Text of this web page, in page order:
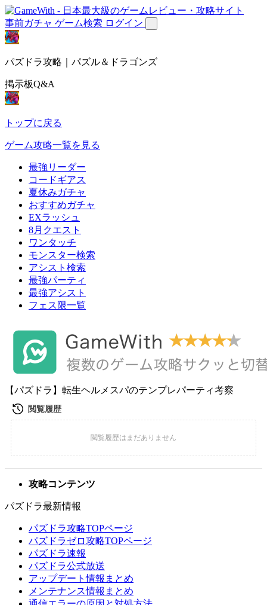
事前ガチャ ゲーム検索 ログイン
パズドラ攻略｜パズル＆ドラゴンズ
掲示板Q&A
トップに戻る
ゲーム攻略一覧を見る
最強リーダー
コードギアス
夏休みガチャ
おすすめガチャ
EXラッシュ
8月クエスト
ワンタッチ
モンスター検索
アシスト検索
最強パーティ
最強アシスト
フェス限一覧
【パズドラ】転生ヘルメスパのテンプレパーティ考察
攻略コンテンツ
パズドラ最新情報
パズドラ攻略TOPページ
パズドラゼロ攻略TOPページ
パズドラ速報
パズドラ公式放送
アップデート情報まとめ
メンテナンス情報まとめ